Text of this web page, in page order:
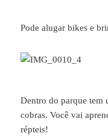
Pode alugar bikes e
Dentro do parque tem
cobras. Você vai
répteis!